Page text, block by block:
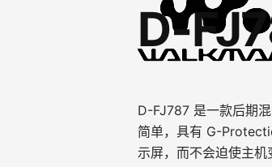
D-
D-FJ787 是一款后期
简单，具有 G-
示屏，而不会迫使主机